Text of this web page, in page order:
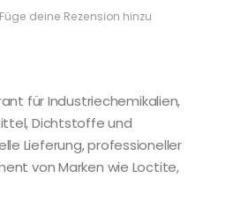
Füge deine Rezension hinzu
für Industriechemikalien,
Dichtstoffe und
Lieferung, professioneller
von Marken wie Loctite,